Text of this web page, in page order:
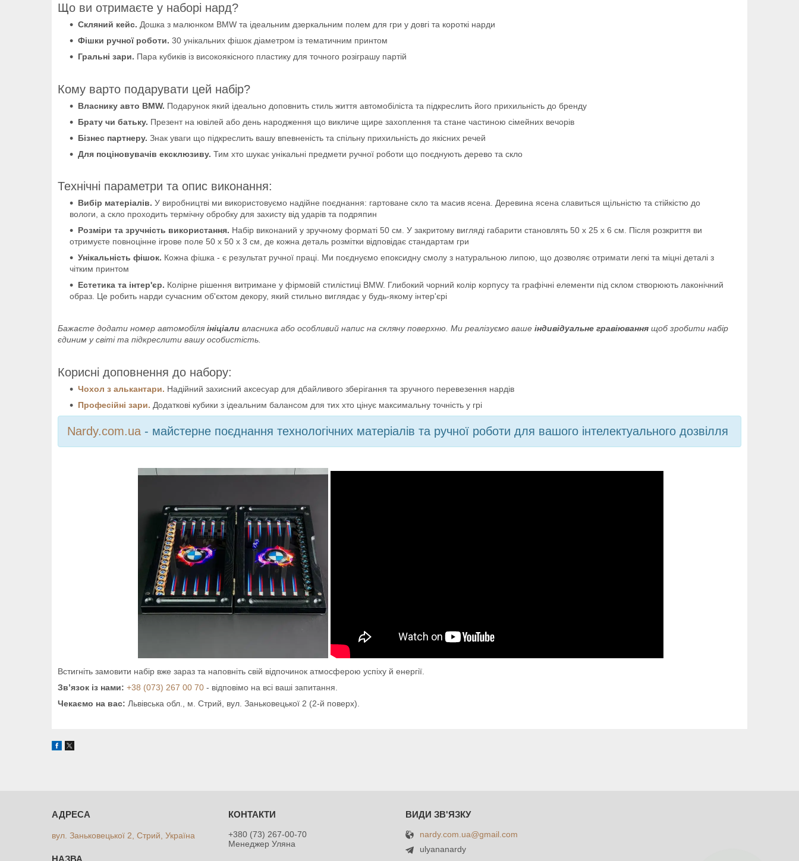
Що ви отримаєте у наборі нард?
Скляний кейс. Дошка з малюнком BMW та ідеальним дзеркальним полем для гри у довгі та короткі нарди
Фішки ручної роботи. 30 унікальних фішок діаметром із тематичним принтом
Гральні зари. Пара кубиків із високоякісного пластику для точного розіграшу партій
Кому варто подарувати цей набір?
Власнику авто BMW. Подарунок який ідеально доповнить стиль життя автомобіліста та підкреслить його прихильність до бренду
Брату чи батьку. Презент на ювілей або день народження що викличе щире захоплення та стане частиною сімейних вечорів
Бізнес партнеру. Знак уваги що підкреслить вашу впевненість та спільну прихильність до якісних речей
Для поціновувачів ексклюзиву. Тим хто шукає унікальні предмети ручної роботи що поєднують дерево та скло
Технічні параметри та опис виконання:
Вибір матеріалів. У виробництві ми використовуємо надійне поєднання: гартоване скло та масив ясена. Деревина ясена славиться щільністю та стійкістю до
вологи, а скло проходить термічну обробку для захисту від ударів та подряпин
Розміри та зручність використання. Набір виконаний у зручному форматі 50 см. У закритому вигляді габарити становлять 50 х 25 х 6 см. Після розкриття ви
отримуєте повноцінне ігрове поле 50 х 50 х 3 см, де кожна деталь розмітки відповідає стандартам гри
Унікальність фішок. Кожна фішка - є результат ручної праці. Ми поєднуємо епоксидну смолу з натуральною липою, що дозволяє отримати легкі та міцні деталі з
чітким принтом
Естетика та інтер'єр. Колірне рішення витримане у фірмовій стилістиці BMW. Глибокий чорний колір корпусу та графічні елементи під склом створюють лаконічний
образ. Це робить нарди сучасним об'єктом декору, який стильно виглядає у будь-якому інтер'єрі
Бажаєте додати номер автомобіля ініціали власника або особливий напис на скляну поверхню. Ми реалізуємо ваше індивідуальне гравіювання щоб зробити набір
єдиним у світі та підкреслити вашу особистість.
Корисні доповнення до набору:
Чохол з алькантари. Надійний захисний аксесуар для дбайливого зберігання та зручного перевезення нардів
Професійні зари. Додаткові кубики з ідеальним балансом для тих хто цінує максимальну точність у грі
Nardy.com.ua - майстерне поєднання технологічних матеріалів та ручної роботи для вашого інтелектуального дозвілля
Встигніть замовити набір вже зараз та наповніть свій відпочинок атмосферою успіху й енергії.
Зв’язок із нами: +38 (073) 267 00 70 - відповімо на всі ваші запитання.
Чекаємо на вас: Львівська обл., м. Стрий, вул. Заньковецької 2 (2-й поверх).
вул. Заньковецької 2, Стрий, Україна
+380 (73) 267-00-70
Менеджер Уляна
nardy.com.ua@gmail.com
ulyananardy